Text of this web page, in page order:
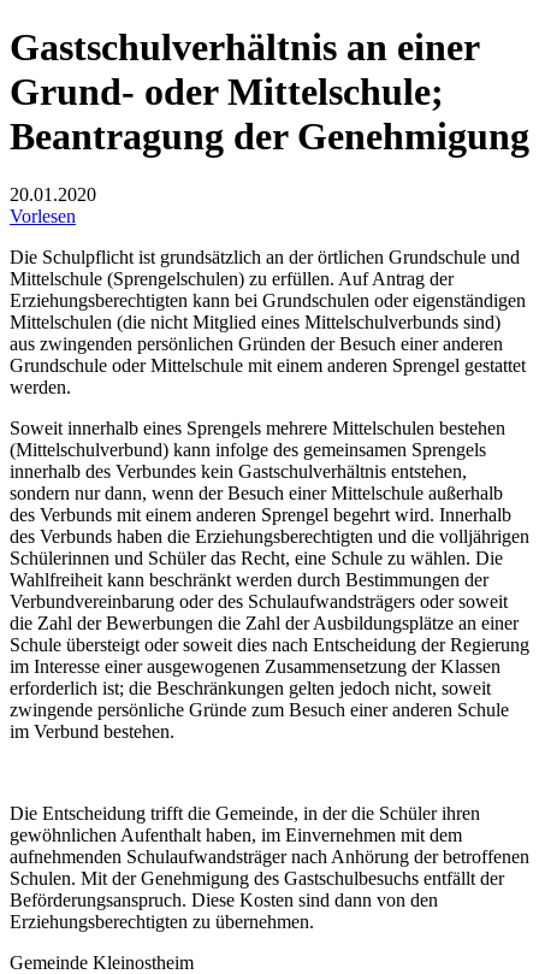
Gastschulverhältnis an einer
Grund- oder Mittelschule;
Beantragung der Genehmigung
20.01.2020
Vorlesen
Die Schulpflicht ist grundsätzlich an der örtlichen Grundschule und
Mittelschule (Sprengelschulen) zu erfüllen. Auf Antrag der
Erziehungsberechtigten kann bei Grundschulen oder eigenständigen
Mittelschulen (die nicht Mitglied eines Mittelschulverbunds sind)
aus zwingenden persönlichen Gründen der Besuch einer anderen
Grundschule oder Mittelschule mit einem anderen Sprengel gestattet
werden.
Soweit innerhalb eines Sprengels mehrere Mittelschulen bestehen
(Mittelschulverbund) kann infolge des gemeinsamen Sprengels
innerhalb des Verbundes kein Gastschulverhältnis entstehen,
sondern nur dann, wenn der Besuch einer Mittelschule außerhalb
des Verbunds mit einem anderen Sprengel begehrt wird. Innerhalb
des Verbunds haben die Erziehungsberechtigten und die volljährigen
Schülerinnen und Schüler das Recht, eine Schule zu wählen. Die
Wahlfreiheit kann beschränkt werden durch Bestimmungen der
Verbundvereinbarung oder des Schulaufwandsträgers oder soweit
die Zahl der Bewerbungen die Zahl der Ausbildungsplätze an einer
Schule übersteigt oder soweit dies nach Entscheidung der Regierung
im Interesse einer ausgewogenen Zusammensetzung der Klassen
erforderlich ist; die Beschränkungen gelten jedoch nicht, soweit
zwingende persönliche Gründe zum Besuch einer anderen Schule
im Verbund bestehen.
Die Entscheidung trifft die Gemeinde, in der die Schüler ihren
gewöhnlichen Aufenthalt haben, im Einvernehmen mit dem
aufnehmenden Schulaufwandsträger nach Anhörung der betroffenen
Schulen. Mit der Genehmigung des Gastschulbesuchs entfällt der
Beförderungsanspruch. Diese Kosten sind dann von den
Erziehungsberechtigten zu übernehmen.
Gemeinde Kleinostheim